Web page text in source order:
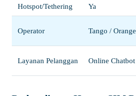
Hotspot/Tethering Ya
Operator Tango / Orange
Layanan Pelanggan Online Chatbot